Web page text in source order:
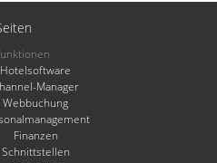
Hotelsoftware
Manager
Webbuchung
Finanzen
Schnittstellen